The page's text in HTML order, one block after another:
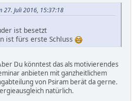
27. Juli 2016, 15:37:18
ist besetzt
ist fürs erste Schluss
Du könntest das als motivierendes
anbieten mit ganzheitlichem
von Psiram berät da gerne.
natürlich.